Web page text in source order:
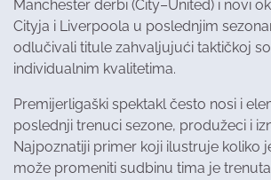
Manchester derbi (City–United) i novi
Cityja i Liverpoola u poslednjim
odlučivali titule zahvaljujući taktičkoj
individualnim kvalitetima.
Premijerligaški spektakl često nosi i
poslednji trenuci sezone, produžeci i
Najpoznatiji primer koji ilustruje koliko
može promeniti sudbinu tima je